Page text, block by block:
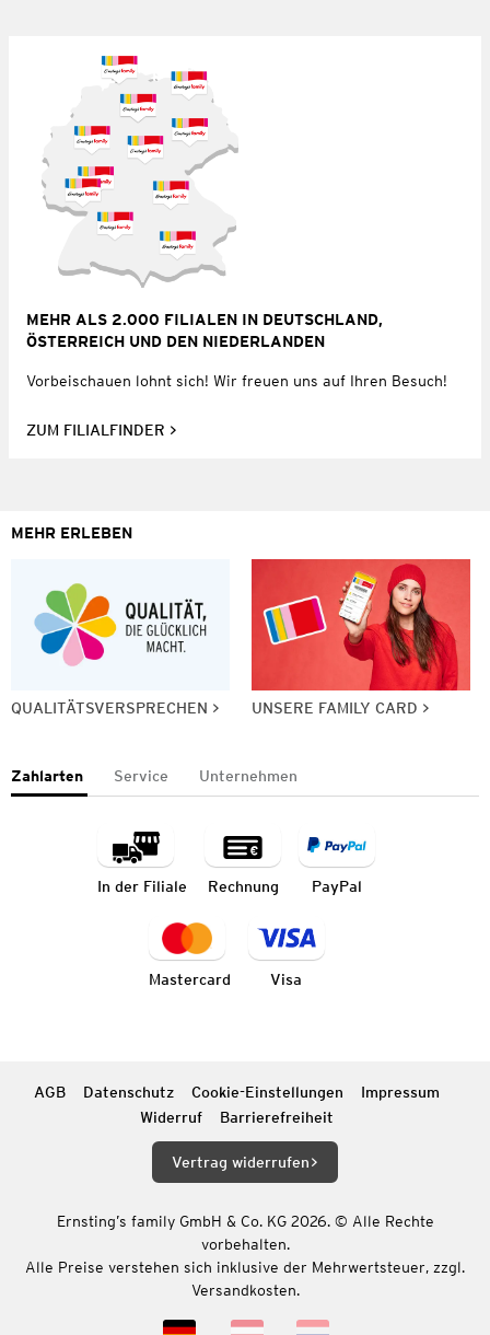
MEHR ALS 2.000 FILIALEN IN DEUTSCHLAND,
ÖSTERREICH UND DEN NIEDERLANDEN
Vorbeischauen lohnt sich! Wir freuen uns auf Ihren Besuch!
ZUM FILIALFINDER
MEHR ERLEBEN
QUALITÄTSVERSPRECHEN UNSERE FAMILY CARD
Zahlarten Service Unternehmen
In der Filiale Rechnung PayPal
Mastercard Visa
AGB Datenschutz Cookie-Einstellungen
Impressum
Widerruf
Barrierefreiheit
Vertrag widerrufen
Ernsting’s family GmbH & Co. KG 2026. © Alle Rechte
vorbehalten.
Alle Preise verstehen sich inklusive der Mehrwertsteuer, zzgl.
Versandkosten.